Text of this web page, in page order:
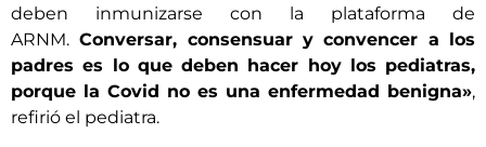
deben inmunizarse con la plataforma de
ARNM. Conversar, consensuar y convencer a los
padres es lo que deben hacer hoy los pediatras,
porque la Covid no es una enfermedad benigna»,
refirió el pediatra.